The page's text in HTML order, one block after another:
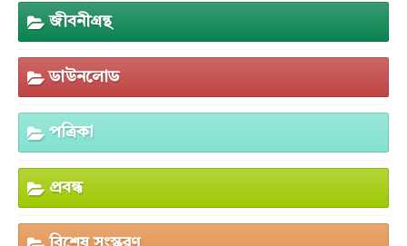
জীবনীগ্রন্থ
ডাউনলোড
পত্রিকা
প্রবন্ধ